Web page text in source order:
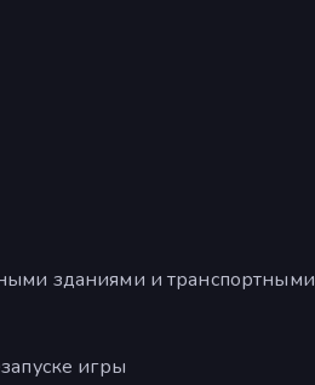
зданиями и транспортными
игры